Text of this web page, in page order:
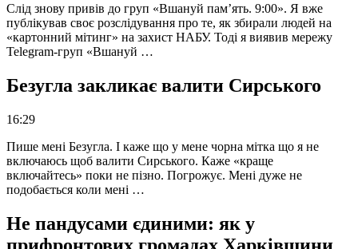
Слід знову привів до груп «Вшануй пам’ять. 9:00». Я вже
публікував своє розслідування про те, як збирали людей на
«картонний мітинг» на захист НАБУ. Тоді я виявив мережу
Telegram-груп «Вшануй …
Безугла закликає валити Сирського
16:29
Пише мені Безугла. І каже що у мене чорна мітка що я не
включаюсь щоб валити Сирського. Каже «краще
включайтесь» поки не пізно. Погрожує. Мені дуже не
подобається коли мені …
Не пандусами єдиними: як у
прифронтових громадах Харківщини